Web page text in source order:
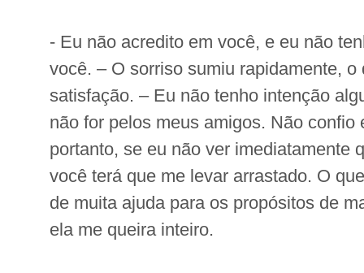
- Eu não acredito em você, e eu não
você. – O sorriso sumiu rapidamente,
satisfação. – Eu não tenho intenção
não for pelos meus amigos. Não confio
portanto, se eu não ver imediatamente
você terá que me levar arrastado. O
de muita ajuda para os propósitos de
ela me queira inteiro.